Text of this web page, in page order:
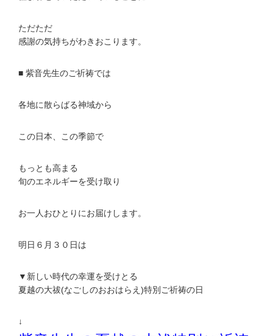
ただただ
感謝の気持ちがわきおこります。
■ 紫音先生のご祈祷では
各地に散らばる神域から
この日本、この季節で
もっとも高まる
旬のエネルギーを受け取り
お一人おひとりにお届けします。
明日６月３０日は
▼新しい時代の幸運を受けとる
夏越の大祓(なごしのおおはらえ)特別ご祈祷の日
↓